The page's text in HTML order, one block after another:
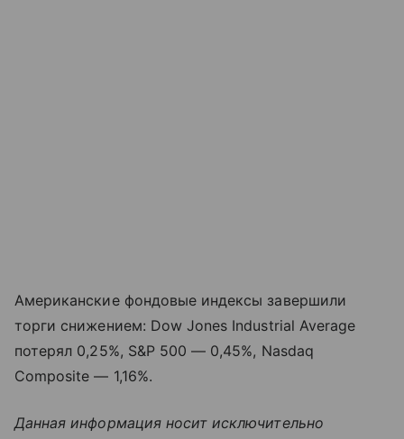
Американские фондовые индексы завершили
торги снижением: Dow Jones Industrial Average
потерял 0,25%, S&P 500 — 0,45%, Nasdaq
Composite — 1,16%.
Данная информация носит исключительно